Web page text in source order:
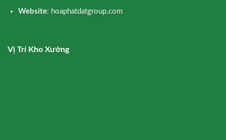
Website: hoaphatdatgroup.com
Vị Trí Kho Xưởng